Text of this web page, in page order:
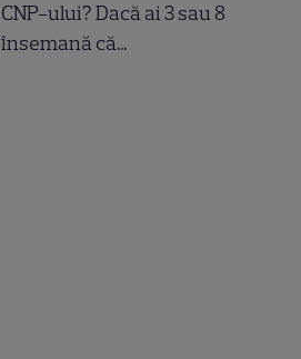
CNP-ului? Dacă ai 3 sau 8
însemană că...